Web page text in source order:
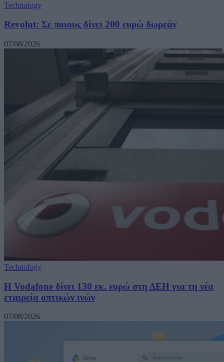
Technology
Revolut: Σε ποιους δίνει 200 ευρώ δωρεάν
07/08/2026
Technology
H Vodafone δίνει 130 εκ. ευρώ στη ΔΕΗ για τη νέα
εταιρεία οπτικών ινών
07/08/2026